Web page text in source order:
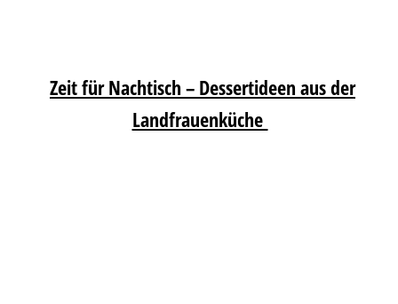
Zeit für Nachtisch – Dessertideen aus der
Landfrauenküche